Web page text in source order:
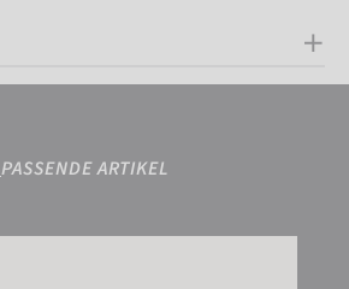
PASSENDE ARTIKEL